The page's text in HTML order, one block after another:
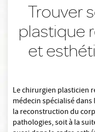
Trouver
plastique
et
Le chirurgien plasticien
médecin spécialisé
la reconstruction du
pathologies, soit à la